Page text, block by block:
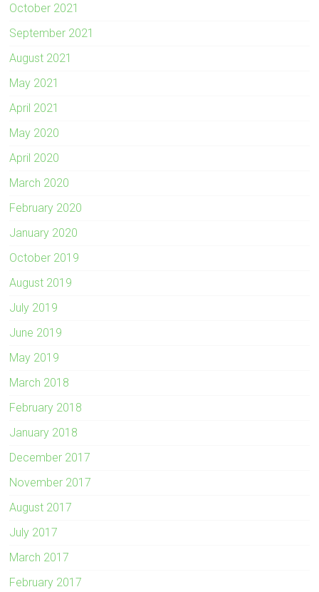
October 2021
September 2021
August 2021
May 2021
April 2021
May 2020
April 2020
March 2020
February 2020
January 2020
October 2019
August 2019
July 2019
June 2019
May 2019
March 2018
February 2018
January 2018
December 2017
November 2017
August 2017
July 2017
March 2017
February 2017